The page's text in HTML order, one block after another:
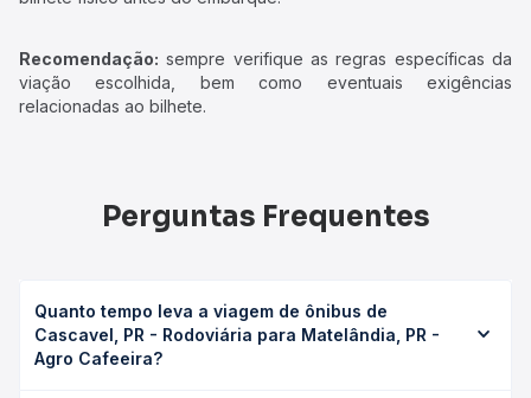
Recomendação: sempre verifique as regras específicas da
viação escolhida, bem como eventuais exigências
relacionadas ao bilhete.
Perguntas Frequentes
Quanto tempo leva a viagem de ônibus de
Cascavel, PR - Rodoviária para Matelândia, PR -
Agro Cafeeira?